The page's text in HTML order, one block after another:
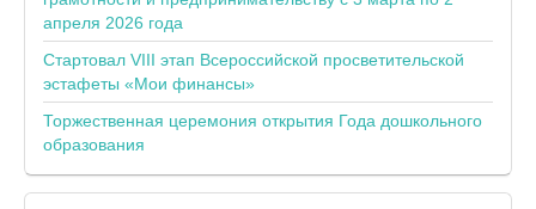
апреля 2026 года
Стартовал VIII этап Всероссийской просветительской
эстафеты «Мои финансы»
Торжественная церемония открытия Года дошкольного
образования